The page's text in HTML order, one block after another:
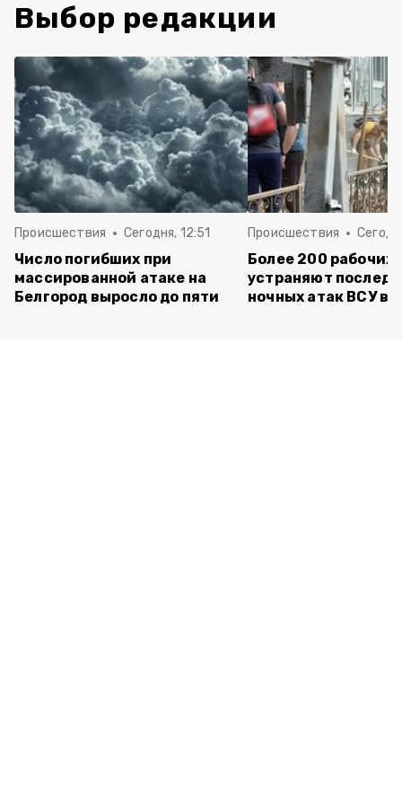
Выбор редакции
Происшествия Сегодня, 12:51
Число погибших при
массированной атаке на
Белгород выросло до пяти
Происшествия
Более 200 рабочих
устраняют
ночных атак ВСУ в